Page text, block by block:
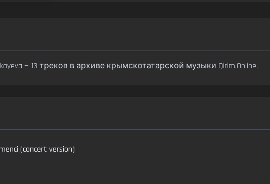
— 13 треков в архиве крымскотатарской музыки Qirim.Online.
(concert version)